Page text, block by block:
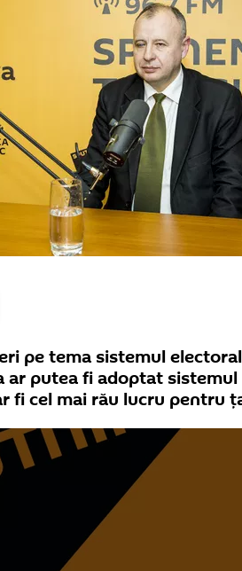
pe tema sistemul
ar putea fi adoptat
fi cel mai rău lucru pentru